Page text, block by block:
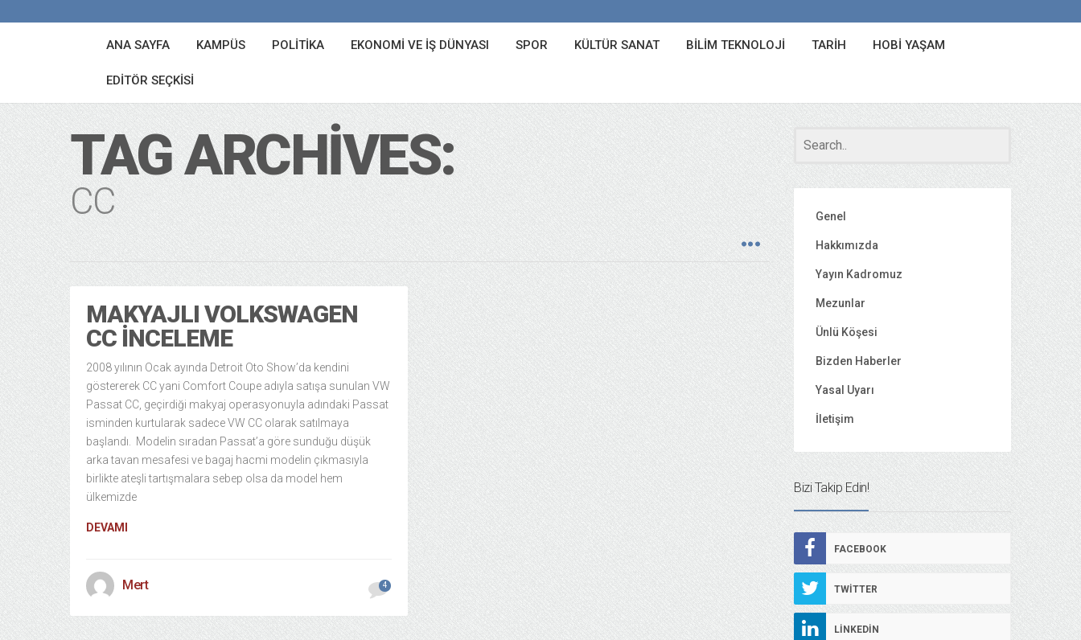
ANA SAYFA KAMPÜS POLITIKA EKONOMI VE İŞ DÜNYASI SPOR KÜLTÜR SANAT BILIM TEKNOLOJI TARIH HOBI YAŞAM
EDITÖR SEÇKISI
TAG ARCHIVES:
CC
MAKYAJLI VOLKSWAGEN
CC İNCELEME
2008 yılının Ocak ayında Detroit Oto Show’da kendini
göstererek CC yani Comfort Coupe adıyla satışa sunulan VW
Passat CC, geçirdiği makyaj operasyonuyla adındaki Passat
isminden kurtularak sadece VW CC olarak satılmaya
başlandı. Modelin sıradan Passat’a göre sunduğu düşük
arka tavan mesafesi ve bagaj hacmi modelin çıkmasıyla
birlikte ateşli tartışmalara sebep olsa da model hem
ülkemizde
DEVAMI
Mert 4
Genel
Hakkımızda
Yayın Kadromuz
Mezunlar
Ünlü Köşesi
Bizden Haberler
Yasal Uyarı
İletişim
Bizi Takip Edin!
FACEBOOK
TWITTER
LINKEDIN